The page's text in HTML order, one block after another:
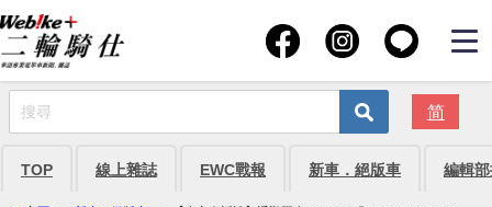
简
TOP 線上雜誌 EWC戰報 新車．絕版車 編輯